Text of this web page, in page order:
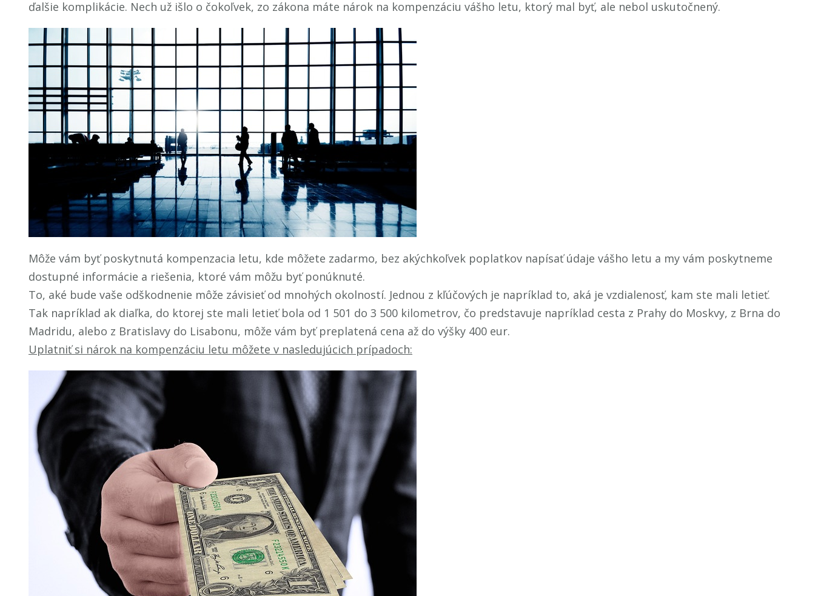
ďalšie komplikácie. Nech už išlo o čokoľvek, zo zákona máte nárok na kompenzáciu vášho letu, ktorý mal byť, ale nebol uskutočnený.
Môže vám byť poskytnutá kompenzacia letu, kde môžete zadarmo, bez akýchkoľvek poplatkov napísať údaje vášho letu a my vám poskytneme
dostupné informácie a riešenia, ktoré vám môžu byť ponúknuté.
To, aké bude vaše odškodnenie môže závisieť od mnohých okolností. Jednou z kľúčových je napríklad to, aká je vzdialenosť, kam ste mali letieť.
Tak napríklad ak diaľka, do ktorej ste mali letieť bola od 1 501 do 3 500 kilometrov, čo predstavuje napríklad cesta z Prahy do Moskvy, z Brna do
Madridu, alebo z Bratislavy do Lisabonu, môže vám byť preplatená cena až do výšky 400 eur.
Uplatniť si nárok na kompenzáciu letu môžete v nasledujúcich prípadoch: